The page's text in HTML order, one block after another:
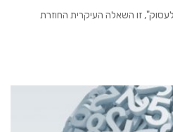
זו השאלה העיקרית החוזרת